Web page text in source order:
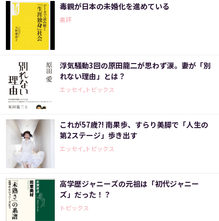
毒親が日本の未婚化を進めている
書評
浮気騒動3回の原田龍二が思わず涙。妻が「別
れない理由」とは？
エッセイ,トピックス
これが57歳?! 南果歩、すらり美脚で「人生の
第2ステージ」歩き出す
エッセイ,トピックス
高学歴ジャニーズの元祖は「初代ジャニー
ズ」だった！？
トピックス